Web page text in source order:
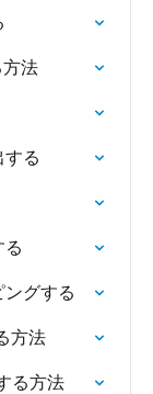
法
る
グする
方法
る方法